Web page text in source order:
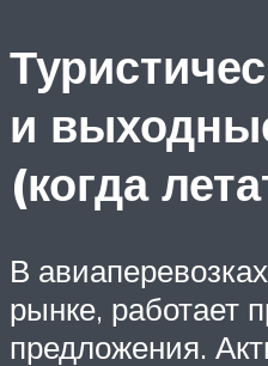
и
(когда
В
рынке, работает
предложения.